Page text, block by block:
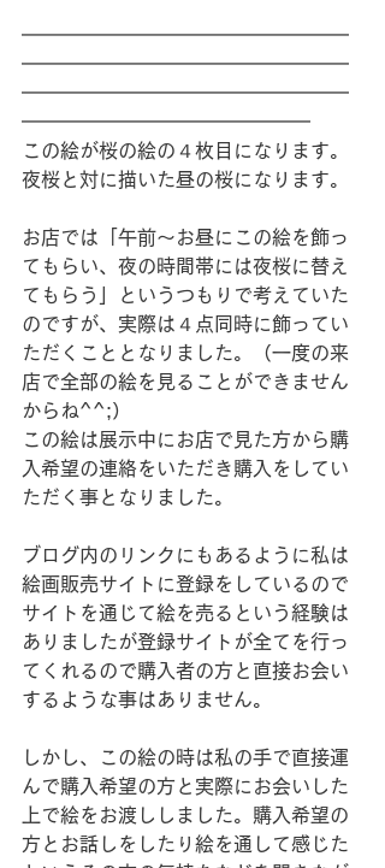
━━━━━━━━━━━━━━━━━
━━━━━━━━━━━━━━━━━
━━━━━━━━━━━━━━━━━
━━━━━━━━━━━━━━━
この絵が桜の絵の４枚目になります。
夜桜と対に描いた昼の桜になります。
お店では「午前～お昼にこの絵を飾っ
てもらい、夜の時間帯には夜桜に替え
てもらう」というつもりで考えていた
のですが、実際は４点同時に飾ってい
ただくこととなりました。（一度の来
店で全部の絵を見ることができません
からね^^;）
この絵は展示中にお店で見た方から購
入希望の連絡をいただき購入をしてい
ただく事となりました。
ブログ内のリンクにもあるように私は
絵画販売サイトに登録をしているので
サイトを通じて絵を売るという経験は
ありましたが登録サイトが全てを行っ
てくれるので購入者の方と直接お会い
するような事はありません。
しかし、この絵の時は私の手で直接運
んで購入希望の方と実際にお会いした
上で絵をお渡ししました。購入希望の
方とお話しをしたり絵を通して感じた